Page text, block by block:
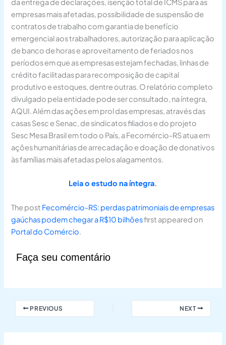
da entrega de declarações, isenção total de ICMS para as
empresas mais afetadas, possibilidade de suspensão de
contratos de trabalho com garantia de benefício
emergencial aos trabalhadores, autorização para aplicação
de banco de horas e aproveitamento de feriados nos
períodos em que as empresas estejam fechadas, linhas de
crédito facilitadas para recomposição de capital
produtivo e estoques, dentre outras. O relatório completo
divulgado pela entidade pode ser consultado, na íntegra,
AQUI. Além das ações em prol das empresas, através das
casas Sesc e Senac, de sindicatos filiados e do projeto
Sesc Mesa Brasil em todo o País, a Fecomércio-RS atua em
ações humanitárias de arrecadação e doação de donativos
às famílias mais afetadas pelos alagamentos.
Leia o estudo na íntegra.
The post Fecomércio-RS: perdas patrimoniais de empresas
gaúchas podem chegar a R$10 bilhõesfirst appeared on
Portal do Comércio.
Faça seu comentário
PREVIOUS NEXT